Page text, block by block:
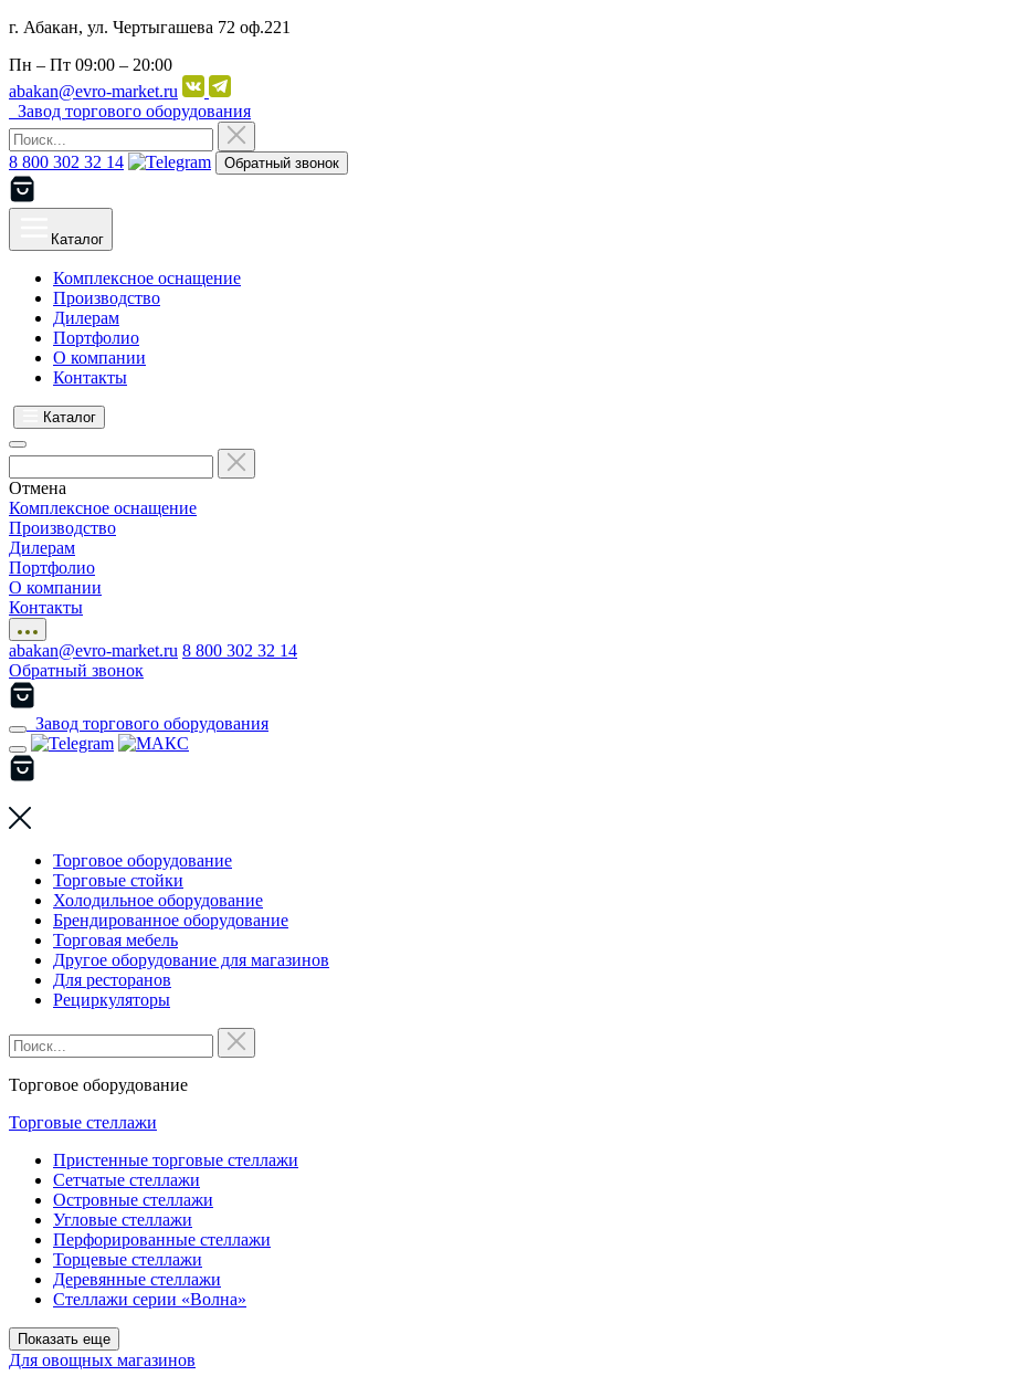
г. Абакан, ул. Чертыгашева 72 оф.221
Пн – Пт 09:00 – 20:00
abakan@evro-market.ru
Завод торгового оборудования
8 800 302 32 14 Обратный звонок
Каталог
Комплексное оснащение
Производство
Дилерам
Портфолио
О компании
Контакты
Каталог
Отмена
Комплексное оснащение
Производство
Дилерам
Портфолио
О компании
Контакты
abakan@evro-market.ru 8 800 302 32 14
Обратный звонок
Завод торгового оборудования
Торговое оборудование
Торговые стойки
Холодильное оборудование
Брендированное оборудование
Торговая мебель
Другое оборудование для магазинов
Для ресторанов
Рециркуляторы
Торговое оборудование
Торговые стеллажи
Пристенные торговые стеллажи
Сетчатые стеллажи
Островные стеллажи
Угловые стеллажи
Перфорированные стеллажи
Торцевые стеллажи
Деревянные стеллажи
Стеллажи серии «Волна»
Показать еще
Для овощных магазинов